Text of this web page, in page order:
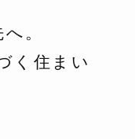
。
く住まい